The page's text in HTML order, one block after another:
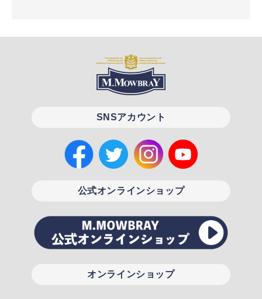
SNSアカウント
公式オンラインショップ
オンラインショップ